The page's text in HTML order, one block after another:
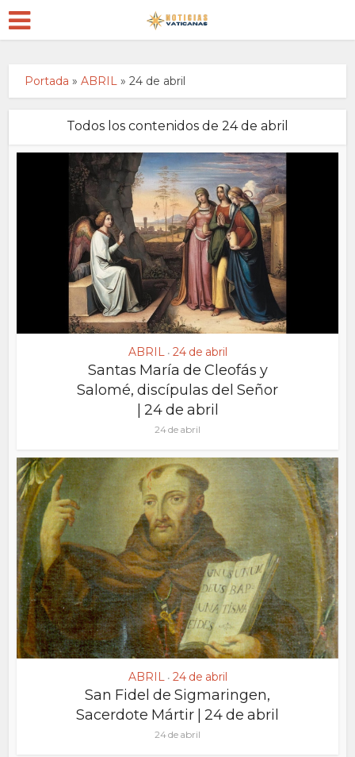
Portada »ABRIL »24 de abril
Todos los contenidos de 24 de abril
ABRIL • 24 de abril
Santas María de Cleofás y
Salomé, discípulas del Señor
| 24 de abril
24 de abril
ABRIL • 24 de abril
San Fidel de Sigmaringen,
Sacerdote Mártir | 24 de abril
24 de abril